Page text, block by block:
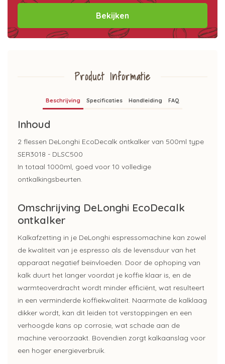
Bekijken
Product Informatie
Beschrijving Specificaties Handleiding FAQ
Inhoud
2 flessen DeLonghi EcoDecalk ontkalker van 500ml type
SER3018 - DLSC500
In totaal 1000ml, goed voor 10 volledige
ontkalkingsbeurten.
Omschrijving DeLonghi EcoDecalk
ontkalker
Kalkafzetting in je DeLonghi espressomachine kan zowel
de kwaliteit van je espresso als de levensduur van het
apparaat negatief beïnvloeden. Door de ophoping van
kalk duurt het langer voordat je koffie klaar is, en de
warmteoverdracht wordt minder efficiënt, wat resulteert
in een verminderde koffiekwaliteit. Naarmate de kalklaag
dikker wordt, kan dit leiden tot verstoppingen en een
verhoogde kans op corrosie, wat schade aan de
machine veroorzaakt. Bovendien zorgt kalkaanslag voor
een hoger energieverbruik.